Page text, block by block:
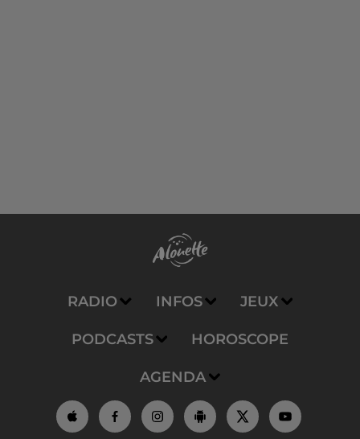
RADIO INFOS JEUX
PODCASTS HOROSCOPE
AGENDA